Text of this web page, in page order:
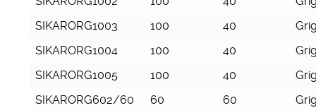
SIKARORG1003
100 40
SIKARORG1004
100 40
SIKARORG1005
100 40
SIKARORG602/60
60 60